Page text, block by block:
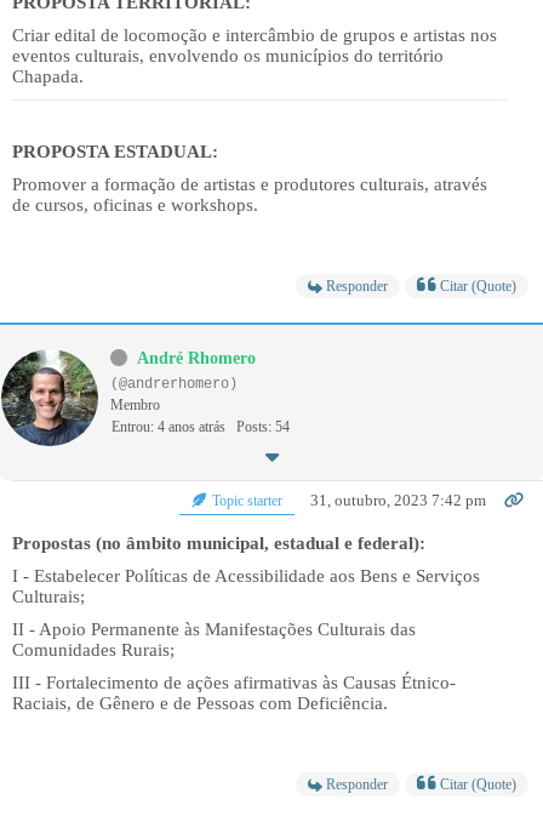
Criar edital de locomoção e intercâmbio de grupos e artistas nos
eventos culturais, envolvendo os municípios do território
Chapada.
PROPOSTA ESTADUAL:
Promover a formação de artistas e produtores culturais, através
de cursos, oficinas e workshops.
Responder Citar (Quote)
André Rhomero
(@andrerhomero)
Membro
Entrou: 4 anos atrás
Posts: 54
Topic starter 31, outubro, 2023 7:42 pm
Propostas (no âmbito municipal, estadual e federal):
I - Estabelecer Políticas de Acessibilidade aos Bens e Serviços
Culturais;
II - Apoio Permanente às Manifestações Culturais das
Comunidades Rurais;
III - Fortalecimento de ações afirmativas às Causas Étnico-
Raciais, de Gênero e de Pessoas com Deficiência.
Responder Citar (Quote)